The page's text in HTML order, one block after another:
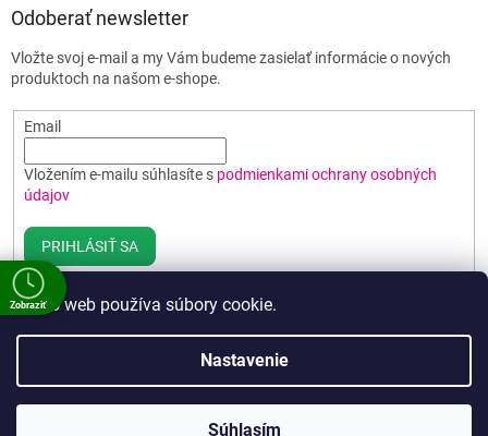
Tento web používa súbory cookie.
Nastavenie
Súhlasím
Odoberať newsletter
Vložte svoj e-mail a my Vám budeme zasielať informácie o nových
produktoch na našom e-shope.
Email
Vložením e-mailu súhlasíte s podmienkami ochrany osobných
údajov
PRIHLÁSIŤ SA
Vytvoril Shoptet
Copyright 2026Poháre BEST. Všetky práva vyhradené.Upraviť
nastavenie cookies
Zobraziť